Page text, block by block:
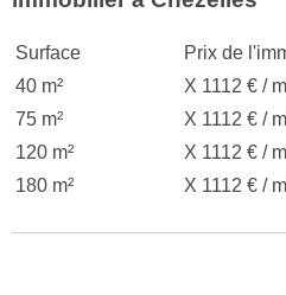
Surface Prix de
40 m²
X 1112 € /
75 m²
X 1112 € /
120 m²
X 1112 € /
180 m²
X 1112 € /